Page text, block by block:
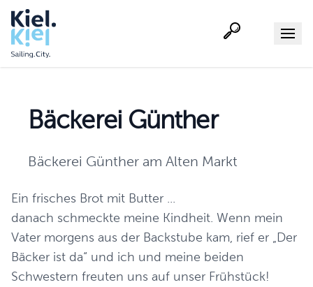
Bäckerei Günther
Bäckerei Günther am Alten Markt
Ein frisches Brot mit Butter ...
danach schmeckte meine Kindheit. Wenn mein
Vater morgens aus der Backstube kam, rief er „Der
Bäcker ist da“ und ich und meine beiden
Schwestern freuten uns auf unser Frühstück!